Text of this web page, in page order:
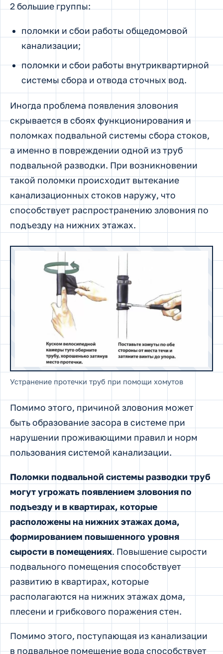
2 большие группы:
поломки и сбои работы общедомовой
канализации;
поломки и сбои работы внутриквартирной
системы сбора и отвода сточных вод.
Иногда проблема появления зловония
скрывается в сбоях функционирования и
поломках подвальной системы сбора стоков,
а именно в повреждении одной из труб
подвальной разводки. При возникновении
такой поломки происходит вытекание
канализационных стоков наружу, что
способствует распространению зловония по
подъезду на нижних этажах.
Устранение протечки труб при помощи хомутов
Помимо этого, причиной зловония может
быть образование засора в системе при
нарушении проживающими правил и норм
пользования системой канализации.
Поломки подвальной системы разводки труб
могут угрожать появлением зловония по
подъезду и в квартирах, которые
расположены на нижних этажах дома,
формированием повышенного уровня
сырости в помещениях. Повышение сырости
подвального помещения способствует
развитию в квартирах, которые
располагаются на нижних этажах дома,
плесени и грибкового поражения стен.
Помимо этого, поступающая из канализации
в подвальное помещение вода способствует